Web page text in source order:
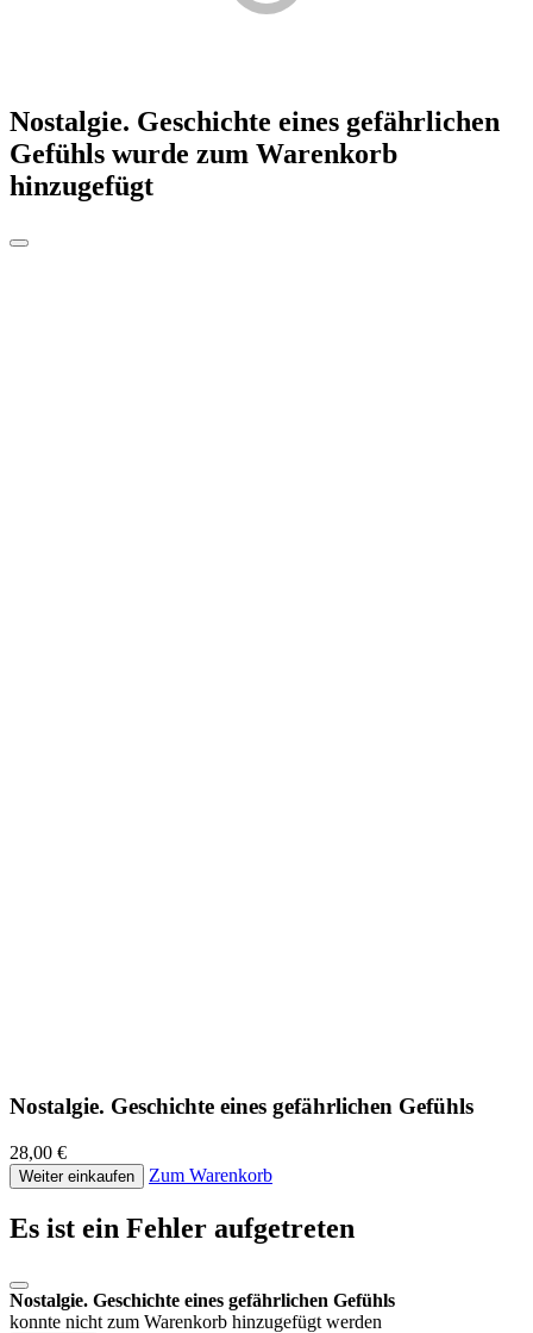
Nostalgie. Geschichte eines gefährlichen
Gefühls wurde zum Warenkorb
hinzugefügt
Nostalgie. Geschichte eines gefährlichen Gefühls
28,00 €
Weiter einkaufen Zum Warenkorb
Es ist ein Fehler aufgetreten
Nostalgie. Geschichte eines gefährlichen Gefühls
konnte nicht zum Warenkorb hinzugefügt werden